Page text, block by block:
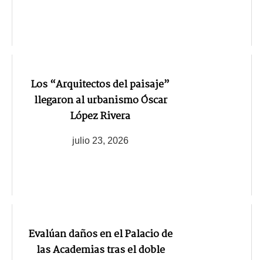
Los “Arquitectos del paisaje”
llegaron al urbanismo Óscar
López Rivera
julio 23, 2026
Evalúan daños en el Palacio de
las Academias tras el doble